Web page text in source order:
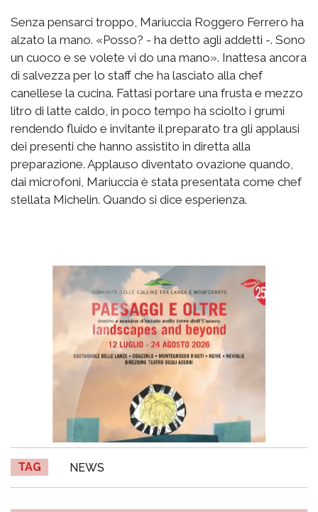
Senza pensarci troppo, Mariuccia Roggero Ferrero ha
alzato la mano. «Posso? - ha detto agli addetti -. Sono
un cuoco e se volete vi do una mano». Inattesa ancora
di salvezza per lo staff che ha lasciato alla chef
canellese la cucina. Fattasi portare una frusta e mezzo
litro di latte caldo, in poco tempo ha sciolto i grumi
rendendo fluido e invitante il preparato tra gli applausi
dei presenti che hanno assistito in diretta alla
preparazione. Applauso diventato ovazione quando,
dai microfoni, Mariuccia è stata presentata come chef
stellata Michelin. Quando si dice esperienza.
TAG NEWS